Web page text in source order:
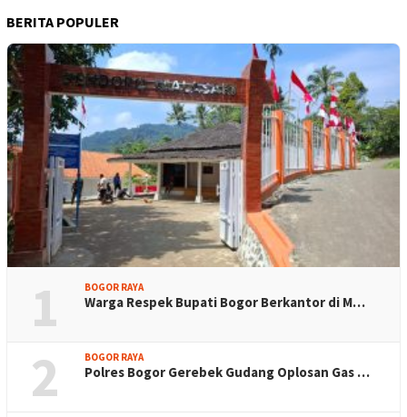
BERITA POPULER
1 BOGOR RAYA
Warga Respek Bupati Bogor Berkantor di M…
2 BOGOR RAYA
Polres Bogor Gerebek Gudang Oplosan Gas …